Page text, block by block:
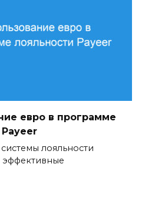
евро в программе
лояльности
эффективные